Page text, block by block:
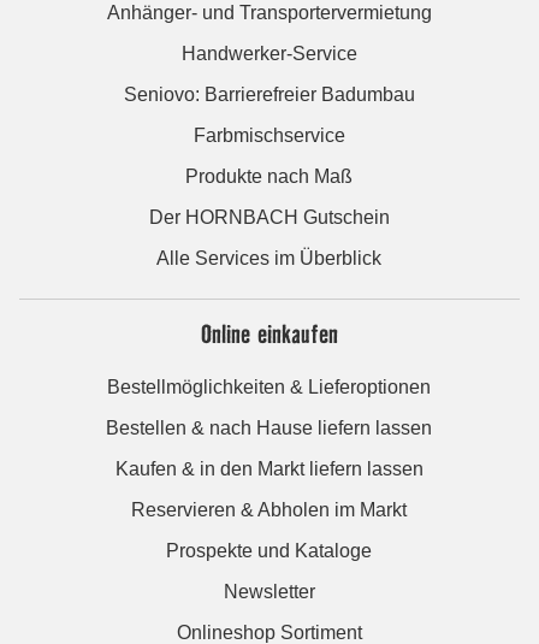
Anhänger- und Transportervermietung
Handwerker-Service
Seniovo: Barrierefreier Badumbau
Farbmischservice
Produkte nach Maß
Der HORNBACH Gutschein
Alle Services im Überblick
Online einkaufen
Bestellmöglichkeiten & Lieferoptionen
Bestellen & nach Hause liefern lassen
Kaufen & in den Markt liefern lassen
Reservieren & Abholen im Markt
Prospekte und Kataloge
Newsletter
Onlineshop Sortiment